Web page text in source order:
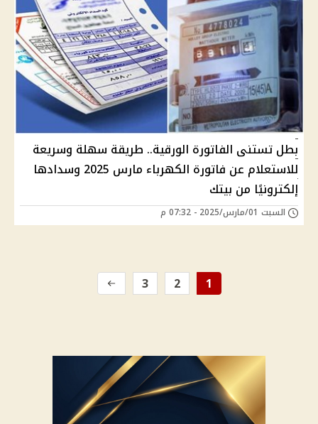
بطل تستنى الفاتورة الورقية.. طريقة سهلة وسريعة
للاستعلام عن فاتورة الكهرباء مارس 2025 وسدادها
إلكترونيًا من بيتك
السبت 01/مارس/2025 - 07:32 م
1
2
3